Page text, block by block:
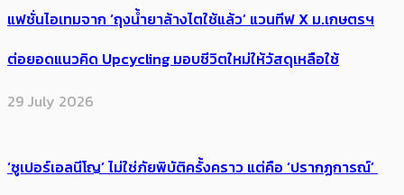
แฟชั่นไอเทมจาก ‘ถุงน้ำยาล้างไตใช้แล้ว’ แวนทีฟ X ม.เกษตรฯ
ต่อยอดแนวคิด Upcycling มอบชีวิตใหม่ให้วัสดุเหลือใช้
29 July 2026
‘ซูเปอร์เอลนีโญ’ ไม่ใช่ภัยพิบัติครั้งคราว แต่คือ ‘ปรากฏการณ์’ ​